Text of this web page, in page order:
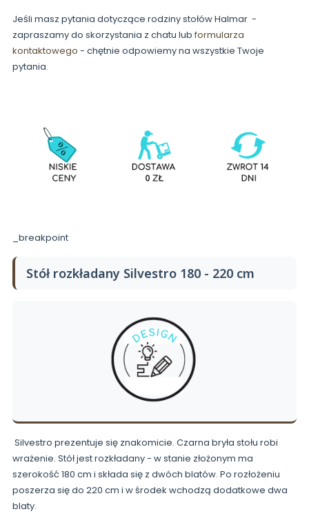
Jeśli masz pytania dotyczące rodziny stołów Halmar -
zapraszamy do skorzystania z chatu lub formularza
kontaktowego - chętnie odpowiemy na wszystkie Twoje
pytania.
_breakpoint
Stół rozkładany Silvestro 180 - 220 cm
Silvestro prezentuje się znakomicie. Czarna bryła stołu robi
wrażenie. Stół jest rozkładany - w stanie złożonym ma
szerokość 180 cm i składa się z dwóch blatów. Po rozłożeniu
poszerza się do 220 cm i w środek wchodzą dodatkowe dwa
blaty.